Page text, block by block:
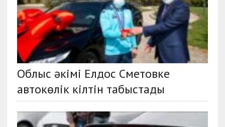
Облыс әкімі Елдос Сметовке
автокөлік кілтін табыстады